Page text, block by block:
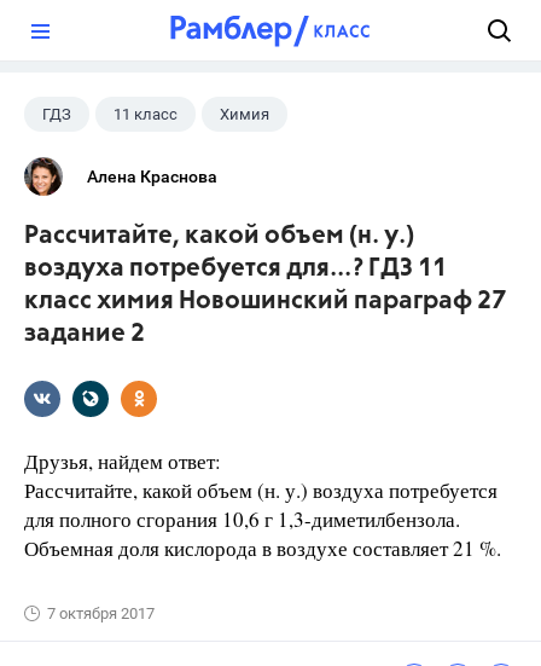
ГДЗ 11 класс Химия
Новошинский И.И.
Алена Краснова
Рассчитайте, какой объем (н. у.)
воздуха потребуется для...? ГДЗ 11
класс химия Новошинский параграф 27
задание 2
Друзья, найдем ответ:
Рассчитайте, какой объем (н. у.) воздуха потребуется
для полного сгорания 10,6 г 1,3-диметилбензола.
Объемная доля кислорода в воздухе составляет 21 %.
7 октября 2017